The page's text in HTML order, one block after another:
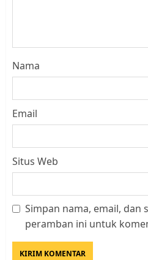
Nama
Email
Situs Web
Simpan nama, email, dan
peramban ini untukDatangi